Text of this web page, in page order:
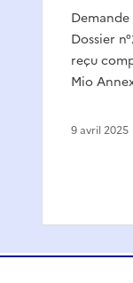
Dossier
reçu
Mio
9 avril 2025